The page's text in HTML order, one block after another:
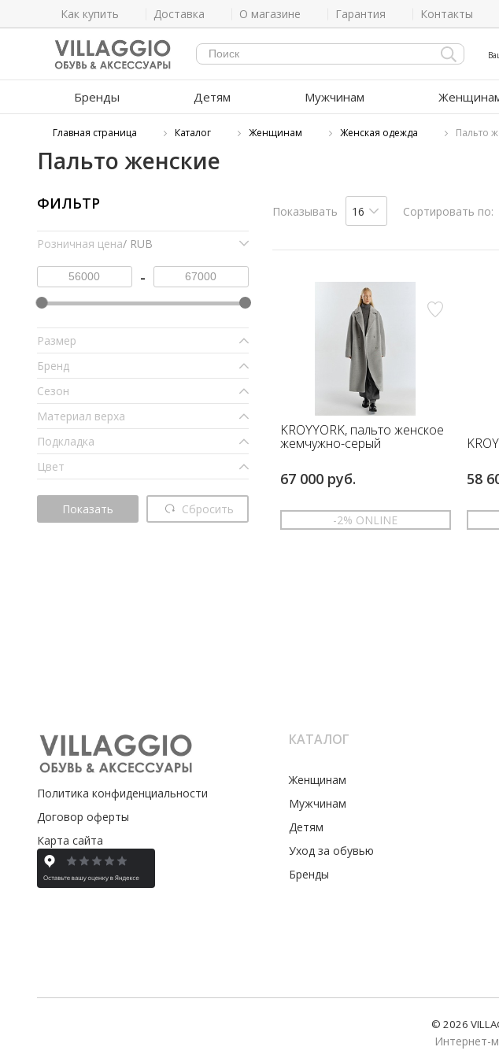
Как купить Доставка О магазине Гарантия Контакты
Бренды Детям Мужчинам
Главная страница Каталог Женщинам Женская одежда Пальто
Пальто женские
ФИЛЬТР
Розничная цена/ RUB
-
Размер
Бренд
Сезон
Материал верха
Подкладка
Цвет
Показать Сбросить
Показывать 16 Сортировать по:
KROYYORK, пальто женское
жемчужно-серый
67 000 руб.
-2% ONLINE
58
Политика конфиденциальности
Договор оферты
Карта сайта
КАТАЛОГ
Женщинам
Мужчинам
Детям
Уход за обувью
Бренды
© 2026
Интернет-